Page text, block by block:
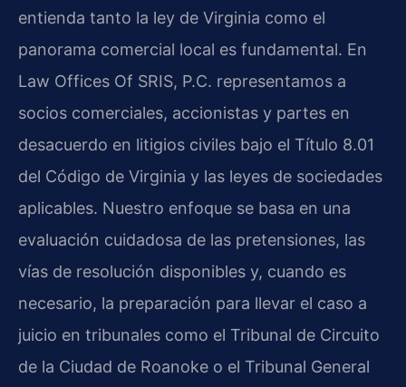
entienda tanto la ley de Virginia como el
panorama comercial local es fundamental. En
Law Offices Of SRIS, P.C. representamos a
socios comerciales, accionistas y partes en
desacuerdo en litigios civiles bajo el Título 8.01
del Código de Virginia y las leyes de sociedades
aplicables. Nuestro enfoque se basa en una
evaluación cuidadosa de las pretensiones, las
vías de resolución disponibles y, cuando es
necesario, la preparación para llevar el caso a
juicio en tribunales como el Tribunal de Circuito
de la Ciudad de Roanoke o el Tribunal General